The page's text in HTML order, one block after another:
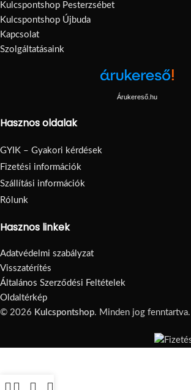
Kulcspontshop Pesterzsébet
Kulcspontshop Újbuda
Kapcsolat
Szolgáltatásaink
Árukereső.hu
Hasznos oldalak
GYIK – Gyakori kérdések
Fizetési információk
Szállítási információk
Rólunk
Hasznos linkek
Adatvédelmi szabályzat
Visszatérítés
Általános Szerződési Feltételek
Oldaltérkép
© 2026 Kulcspontshop. Minden jog fenntartva.